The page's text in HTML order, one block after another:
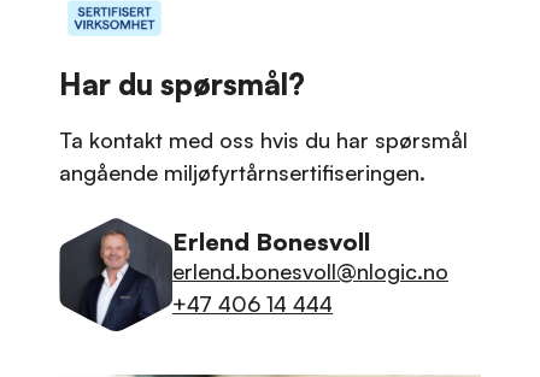
Har du spørsmål?
Ta kontakt med oss hvis du har spørsmål
angående miljøfyrtårnsertifiseringen.
Erlend Bonesvoll
erlend.bonesvoll@nlogic.no
+47 406 14 444